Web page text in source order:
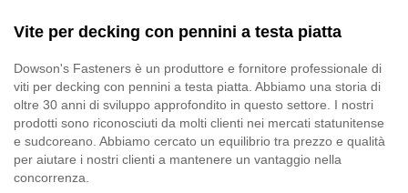
Vite per decking con pennini a testa piatta
Dowson's Fasteners è un produttore e fornitore professionale di
viti per decking con pennini a testa piatta. Abbiamo una storia di
oltre 30 anni di sviluppo approfondito in questo settore. I nostri
prodotti sono riconosciuti da molti clienti nei mercati statunitense
e sudcoreano. Abbiamo cercato un equilibrio tra prezzo e qualità
per aiutare i nostri clienti a mantenere un vantaggio nella
concorrenza.